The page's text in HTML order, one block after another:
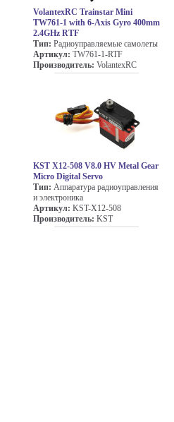
VolantexRC Trainstar Mini
TW761-1 with 6-Axis Gyro 400mm
2.4GHz RTF
Тип: Радиоуправляемые самолеты
Артикул: TW761-1-RTF
Производитель: VolantexRC
KST X12-508 V8.0 HV Metal Gear
Micro Digital Servo
Тип: Аппаратура радиоуправления
и электроника
Артикул: KST-X12-508
Производитель: KST